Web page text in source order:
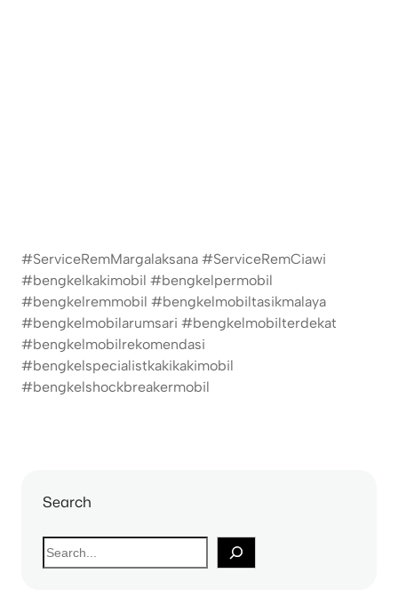
#ServiceRemMargalaksana #ServiceRemCiawi
#bengkelkakimobil #bengkelpermobil
#bengkelremmobil #bengkelmobiltasikmalaya
#bengkelmobilarumsari #bengkelmobilterdekat
#bengkelmobilrekomendasi
#bengkelspecialistkakikakimobil
#bengkelshockbreakermobil
Search
S
e